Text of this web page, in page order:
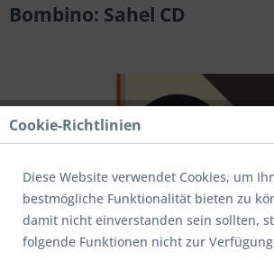
Bombino: Sahel CD
Cookie-Richtlinien
Diese Website verwendet Cookies, um
bestmögliche Funktionalität bieten zu
damit nicht einverstanden sein sollten,
folgende Funktionen nicht zur